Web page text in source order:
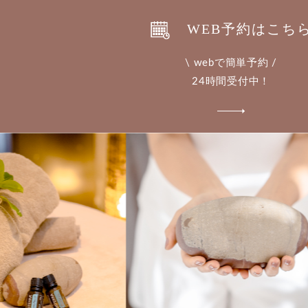
WEB予約はこちら
\ webで簡単予約 /
24時間受付中！